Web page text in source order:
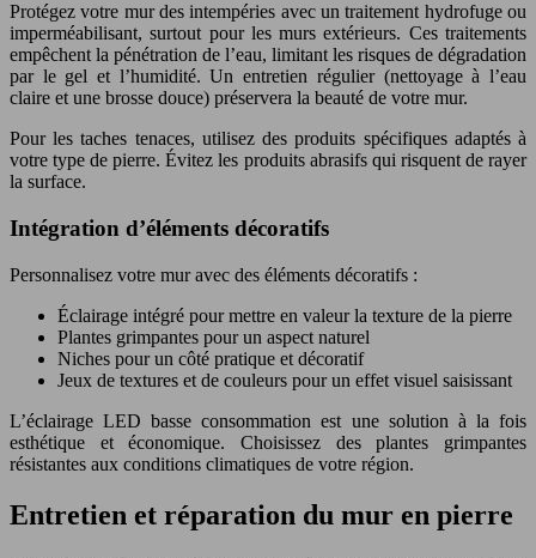
Protégez votre mur des intempéries avec un traitement hydrofuge ou
imperméabilisant, surtout pour les murs extérieurs. Ces traitements
empêchent la pénétration de l’eau, limitant les risques de dégradation
par le gel et l’humidité. Un entretien régulier (nettoyage à l’eau
claire et une brosse douce) préservera la beauté de votre mur.
Pour les taches tenaces, utilisez des produits spécifiques adaptés à
votre type de pierre. Évitez les produits abrasifs qui risquent de rayer
la surface.
Intégration d’éléments décoratifs
Personnalisez votre mur avec des éléments décoratifs :
Éclairage intégré pour mettre en valeur la texture de la pierre
Plantes grimpantes pour un aspect naturel
Niches pour un côté pratique et décoratif
Jeux de textures et de couleurs pour un effet visuel saisissant
L’éclairage LED basse consommation est une solution à la fois
esthétique et économique. Choisissez des plantes grimpantes
résistantes aux conditions climatiques de votre région.
Entretien et réparation du mur en pierre